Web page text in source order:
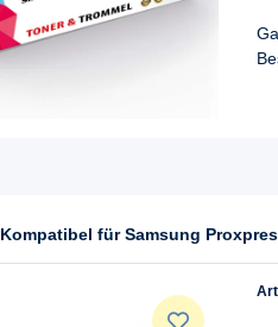
Kompatibel für Samsung